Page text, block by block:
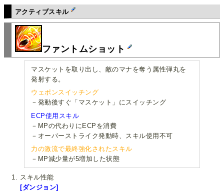
アクティブスキル
ファントムショット
マスケットを取り出し、敵のマナを奪う属性弾丸を
発射する。
ウェポンスイッチング
－発動後すぐ「マスケット」にスイッチング
ECP使用スキル
－MPの代わりにECPを消費
－オーバーストライク発動時、スキル使用不可
力の激流で最終強化されたスキル
－MP減少量が5増加した状態
スキル性能
[ダンジョン]